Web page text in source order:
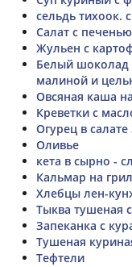
сельдь тихоок.
Салат с печенью
Жульен с
Белый шоколад
малиной и
Овсяная каша
Креветки с
Огурец в салате
Оливье
кета в сырно -
Кальмар на
Хлебцы лен-
Тыква тушеная
Запеканка с
Тушеная
Тефтели